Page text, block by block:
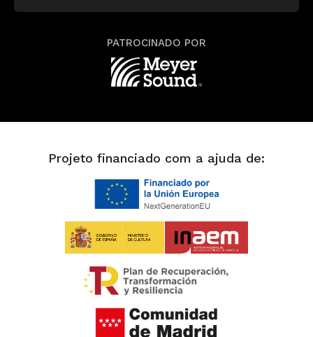
PATROCINADO POR
Projeto financiado com a ajuda de: